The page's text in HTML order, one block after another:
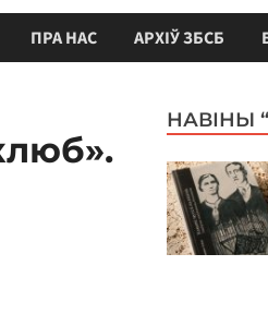
ПРА НАС АРХІЎ ЗБСБ
НАВІНЫ